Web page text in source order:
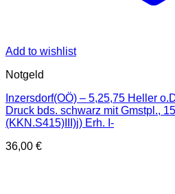
Add to wishlist
Notgeld
Inzersdorf(OÖ) – 5,25,75 Heller
Druck bds. schwarz mit Gmstpl.,
(KKN.S415)III)j) Erh. I-
36,00 €